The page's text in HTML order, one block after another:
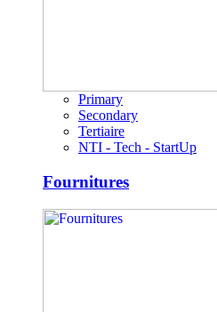
Primary
Secondary
Tertiaire
NTI - Tech - StartUp
Fournitures